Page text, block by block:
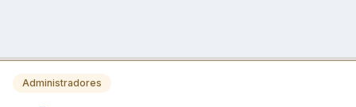
Administradores